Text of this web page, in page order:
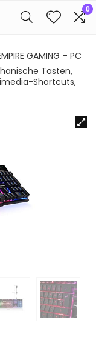
0
GAMING – PC
Tasten,
Shortcuts,